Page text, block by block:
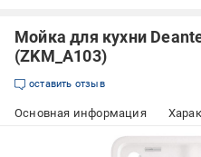
Мойка для кухни
(ZKM_A103)
оставить отзыв
Основная информация